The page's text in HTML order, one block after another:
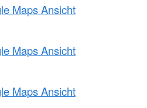
Maps Ansicht
Maps Ansicht
Maps Ansicht